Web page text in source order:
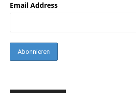
Email Address